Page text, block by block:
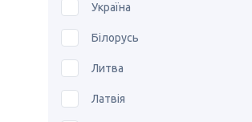
Україна
Білорусь
Литва
Латвія